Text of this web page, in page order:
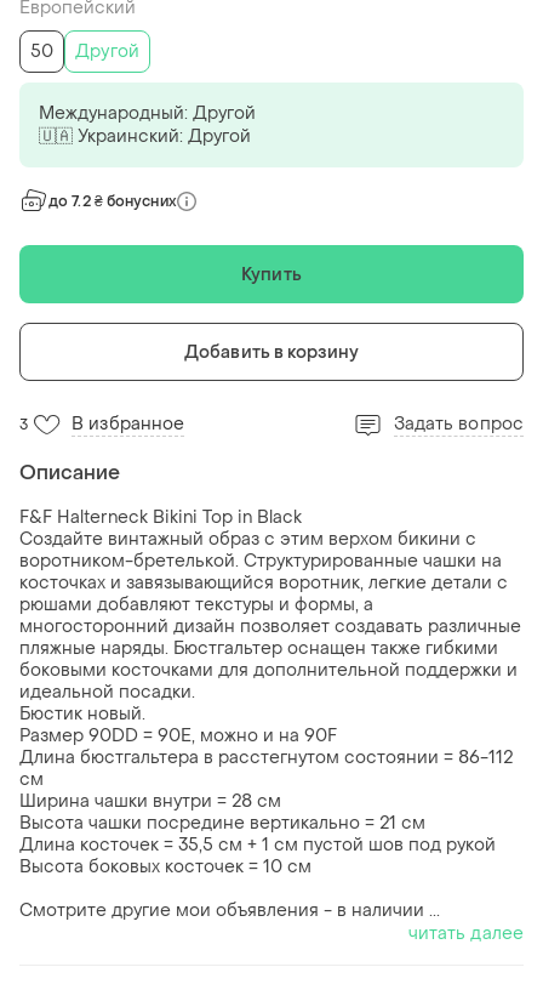
Европейский
50
Другой
Международный: Другой
🇺🇦 Украинский: Другой
до 7.2 ₴ бонусних
Купить
Добавить в корзину
3 В избранное Задать вопрос
Описание
F&F Halterneck Bikini Top in Black
Создайте винтажный образ с этим верхом бикини с
воротником-бретелькой. Структурированные чашки на
косточках и завязывающийся воротник, легкие детали с
рюшами добавляют текстуры и формы, а
многосторонний дизайн позволяет создавать различные
пляжные наряды. Бюстгальтер оснащен также гибкими
боковыми косточками для дополнительной поддержки и
идеальной посадки.
Бюстик новый.
Размер 90DD = 90E, можно и на 90F
Длина бюстгальтера в расстегнутом состоянии = 86-112
см
Ширина чашки внутри = 28 см
Высота чашки посредине вертикально = 21 см
Длина косточек = 35,5 см + 1 см пустой шов под рукой
Высота боковых косточек = 10 см
Смотрите другие мои объявления - в наличии ...
читать далее